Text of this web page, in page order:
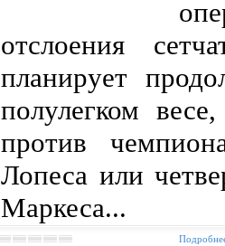
отслоения
планирует
полулегком
против
Лопеса или
Маркеса...